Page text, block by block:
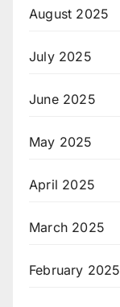
August 2025
July 2025
June 2025
May 2025
April 2025
March 2025
February 2025